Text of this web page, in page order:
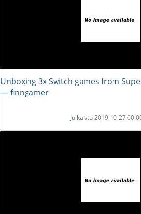
Unboxing 3x Switch games from
― finngamer
Julkaistu 2019-10-27